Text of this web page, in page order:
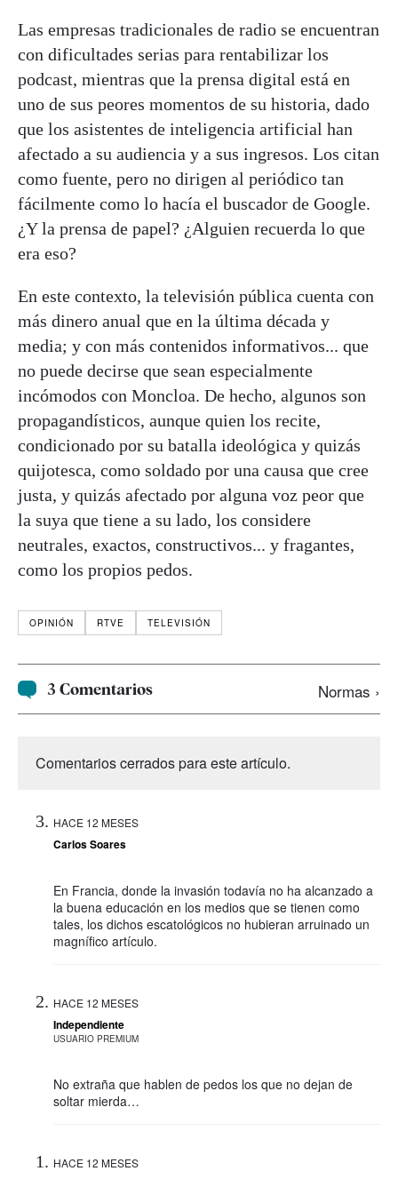
Las empresas tradicionales de radio se encuentran
con dificultades serias para rentabilizar los
podcast, mientras que la prensa digital está en
uno de sus peores momentos de su historia, dado
que los asistentes de inteligencia artificial han
afectado a su audiencia y a sus ingresos. Los citan
como fuente, pero no dirigen al periódico tan
fácilmente como lo hacía el buscador de Google.
¿Y la prensa de papel? ¿Alguien recuerda lo que
era eso?
En este contexto, la televisión pública cuenta con
más dinero anual que en la última década y
media; y con más contenidos informativos... que
no puede decirse que sean especialmente
incómodos con Moncloa. De hecho, algunos son
propagandísticos, aunque quien los recite,
condicionado por su batalla ideológica y quizás
quijotesca, como soldado por una causa que cree
justa, y quizás afectado por alguna voz peor que
la suya que tiene a su lado, los considere
neutrales, exactos, constructivos... y fragantes,
como los propios pedos.
OPINIÓN RTVE TELEVISIÓN
3 Comentarios Normas ›
Comentarios cerrados para este artículo.
HACE 12 MESES
Carlos Soares
En Francia, donde la invasión todavía no ha alcanzado a
la buena educación en los medios que se tienen como
tales, los dichos escatológicos no hubieran arruinado un
magnífico artículo.
HACE 12 MESES
Independiente
USUARIO PREMIUM
No extraña que hablen de pedos los que no dejan de
soltar mierda…
HACE 12 MESES